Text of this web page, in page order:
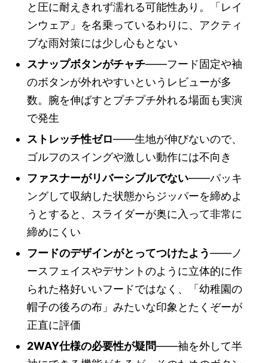
と圧に耐えきれず濡れる可能性あり。「レイ
ンウェア」を名乗っているわりに、アクティ
ブな雨対策には少し心もとない
スナップボタンがチャチ——フード固定や袖
のボタンが外れやすいというレビューが多
数。腕を伸ばすとプチプチ外れる場面も実演
で発生
ストレッチ性ゼロ——生地が伸びないので、
ゴルフのスイングや激しい動作には不向き
ファスナーがリバーシブルでない——パッキ
ングして収納した状態からジッパーを締めよ
うとすると、スライダーが奥に入って非常に
締めにくい
フードのデザインがとってつけたよう——ノ
ースフェイスやデサントのように立体的に作
られた格好いいフードではなく、「幼稚園の
帽子の後ろの布」みたいな印象とたくぞーが
正直に評価
2WAY仕様の必要性が疑問——袖を外して半